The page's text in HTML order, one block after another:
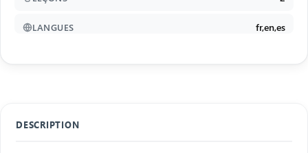
DESCRIPTION
LANGUES fr,en,es